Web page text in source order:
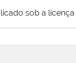
sob a licença